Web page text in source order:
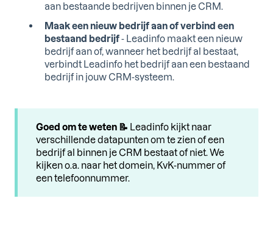
aan bestaande bedrijven binnen je CRM.
Maak een nieuw bedrijf aan of verbind een
bestaand bedrijf- Leadinfo maakt een nieuw
bedrijf aan of, wanneer het bedrijf al bestaat,
verbindt Leadinfo het bedrijf aan een bestaand
bedrijf in jouw CRM-systeem.
Goed om te weten 📝 Leadinfo kijkt naar
verschillende datapunten om te zien of een
bedrijf al binnen je CRM bestaat of niet. We
kijken o.a. naar het domein, KvK-nummer of
een telefoonnummer.